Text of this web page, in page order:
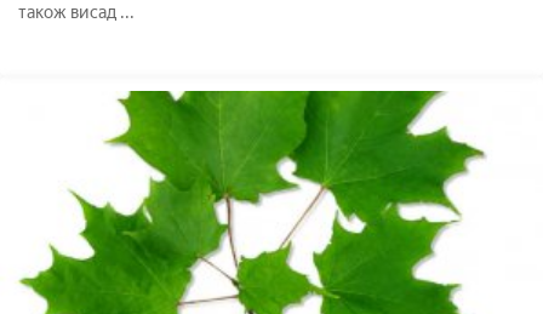
ВИРОЩУВАННЯ помідора (фото)
також висад ...